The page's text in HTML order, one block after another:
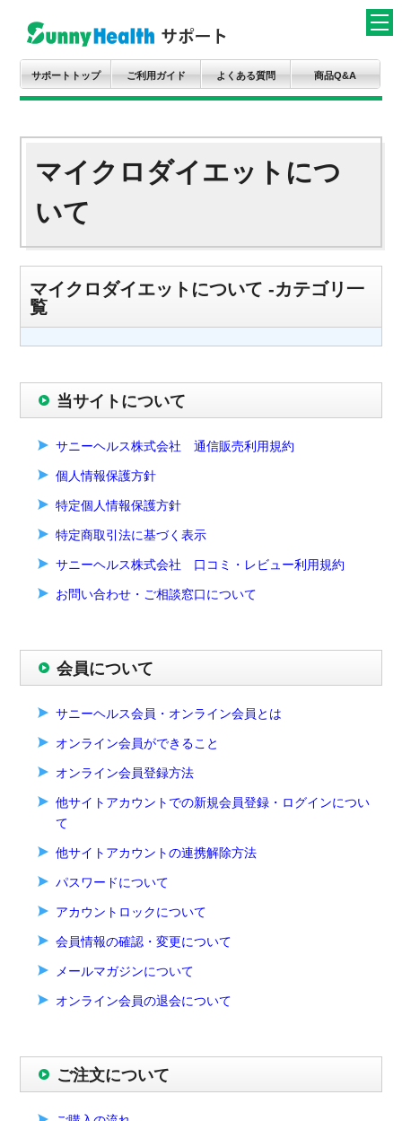
サポートトップ ご利用ガイド よくある質問 商品Q&A
マイクロダイエットにつ
いて
マイクロダイエットについて -カテゴリ一
覧
当サイトについて
サニーヘルス株式会社 通信販売利用規約
個人情報保護方針
特定個人情報保護方針
特定商取引法に基づく表示
サニーヘルス株式会社 口コミ・レビュー利用規約
お問い合わせ・ご相談窓口について
会員について
サニーヘルス会員・オンライン会員とは
オンライン会員ができること
オンライン会員登録方法
他サイトアカウントでの新規会員登録・ログインについ
て
他サイトアカウントの連携解除方法
パスワードについて
アカウントロックについて
会員情報の確認・変更について
メールマガジンについて
オンライン会員の退会について
ご注文について